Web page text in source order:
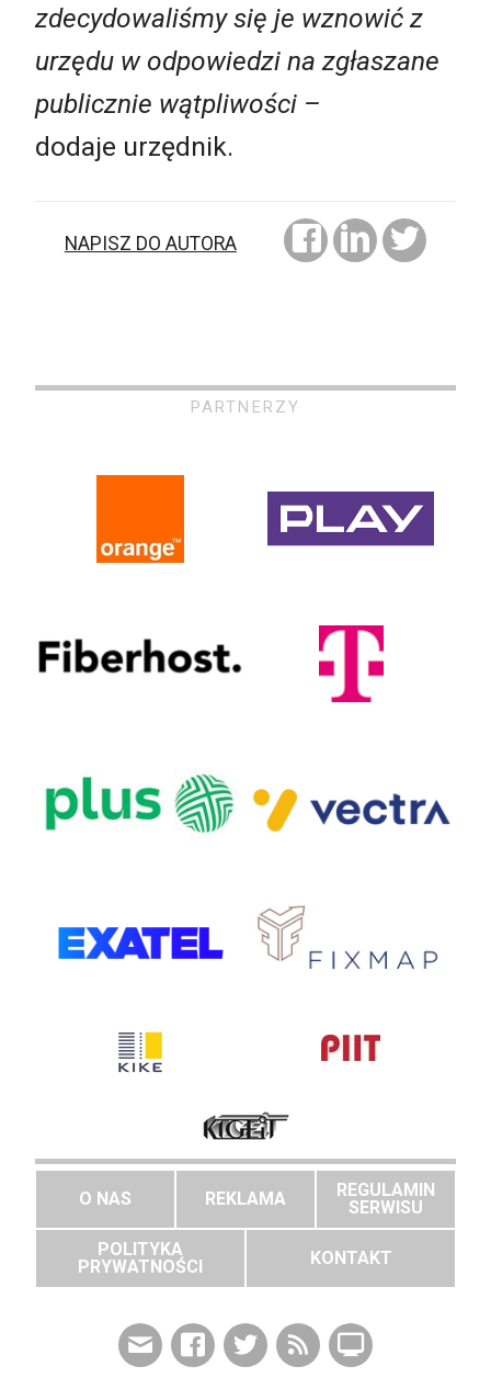
zdecydowaliśmy się je wznowić z
urzędu w odpowiedzi na zgłaszane
publicznie wątpliwości –
dodaje urzędnik.
NAPISZ DO AUTORA
PARTNERZY
O NAS REKLAMA
REGULAMIN
SERWISU
POLITYKA
PRYWATNOŚCI
KONTAKT